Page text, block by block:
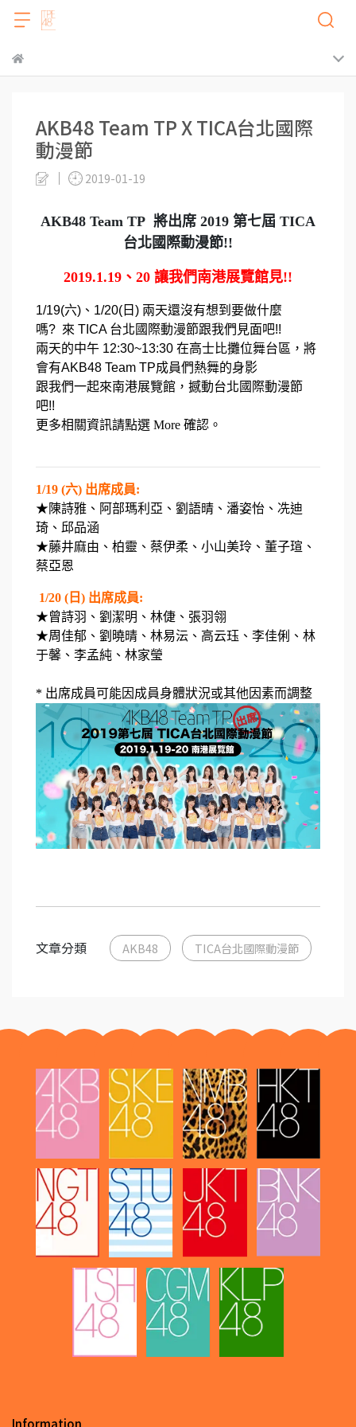
AKB48 Team TP X TICA台北國際
動漫節
2019-01-19
AKB48 Team TP 將出席 2019 第七屆 TICA
台北國際動漫節!!
2019.1.19、20 讓我們南港展覽館見!!
1/19(六)、1/20(日) 兩天還沒有想到要做什麼
嗎? 來 TICA 台北國際動漫節跟我們見面吧!!
兩天的中午 12:30~13:30 在高士比攤位舞台區，將
會有AKB48 Team TP成員們熱舞的身影
跟我們一起來南港展覽館，撼動台北國際動漫節
吧!!
更多相關資訊請點選 More 確認 。
1/19 (六) 出席成員:
★陳詩雅、阿部瑪利亞、劉語晴、潘姿怡、冼迪
琦、邱品涵
★藤井麻由、柏靈、蔡伊柔、小山美玲、董子瑄、
蔡亞恩
1/20 (日) 出席成員:
★曾詩羽、劉潔明、林倢、張羽翎
★周佳郁、劉曉晴、林易沄、高云珏、李佳俐、林
于馨、李孟純、林家瑩
* 出席成員可能因成員身體狀況或其他因素而調整
文章分類 AKB48 TICA台北國際動漫節
Information